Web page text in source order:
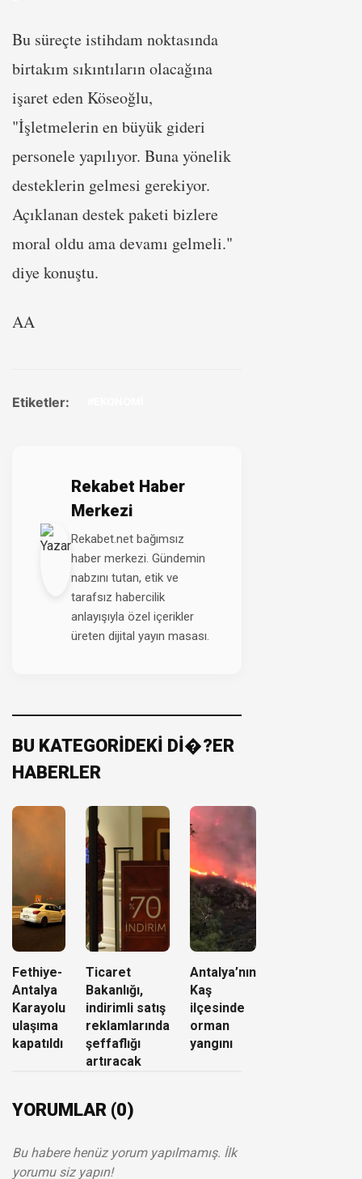
Bu süreçte istihdam noktasında
birtakım sıkıntıların olacağına
işaret eden Köseoğlu,
"İşletmelerin en büyük gideri
personele yapılıyor. Buna yönelik
desteklerin gelmesi gerekiyor.
Açıklanan destek paketi bizlere
moral oldu ama devamı gelmeli."
diye konuştu.
AA
Etiketler:
Rekabet Haber
Merkezi
Rekabet.net bağımsız
haber merkezi. Gündemin
nabzını tutan, etik ve
tarafsız habercilik
anlayışıyla özel içerikler
üreten dijital yayın masası.
BU KATEGORİDEKİ Dİ�?ER
HABERLER
Fethiye-
Antalya
Karayolu
ulaşıma
kapatıldı
Ticaret
Bakanlığı,
indirimli satış
reklamlarında
şeffaflığı
artıracak
Antalya’nın
Kaş
ilçesinde
orman
yangını
YORUMLAR (0)
Bu habere henüz yorum yapılmamış. İlk
yorumu siz yapın!